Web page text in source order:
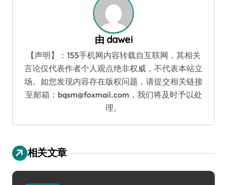
由 dawei
【声明】：155手机网内容转载自互联网，其相关
言论仅代表作者个人观点绝非权威，不代表本站立
场。如您发现内容存在版权问题，请提交相关链接
至邮箱：bqsm@foxmail.com，我们将及时予以处
理。
相关文章